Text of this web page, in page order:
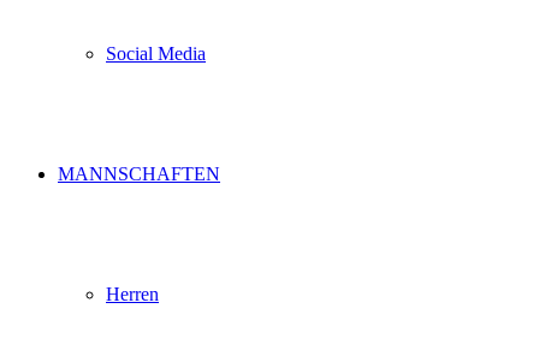
Social Media
MANNSCHAFTEN
Herren